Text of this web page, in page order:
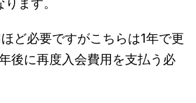
ます。
ど必要ですがこちらは1年で更
後に再度入会費用を支払う必